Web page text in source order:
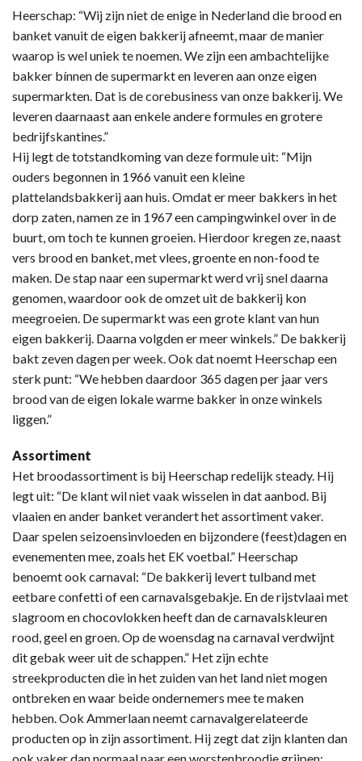
Heerschap: “Wij zijn niet de enige in Nederland die brood en
banket vanuit de eigen bakkerij afneemt, maar de manier
waarop is wel uniek te noemen. We zijn een ambachtelijke
bakker bínnen de supermarkt en leveren aan onze eigen
supermarkten. Dat is de corebusiness van onze bakkerij. We
leveren daarnaast aan enkele andere formules en grotere
bedrijfskantines.”
Hij legt de totstandkoming van deze formule uit: “Mijn
ouders begonnen in 1966 vanuit een kleine
plattelandsbakkerij aan huis. Omdat er meer bakkers in het
dorp zaten, namen ze in 1967 een campingwinkel over in de
buurt, om toch te kunnen groeien. Hierdoor kregen ze, naast
vers brood en banket, met vlees, groente en non-food te
maken. De stap naar een supermarkt werd vrij snel daarna
genomen, waardoor ook de omzet uit de bakkerij kon
meegroeien. De supermarkt was een grote klant van hun
eigen bakkerij. Daarna volgden er meer winkels.” De bakkerij
bakt zeven dagen per week. Ook dat noemt Heerschap een
sterk punt: “We hebben daardoor 365 dagen per jaar vers
brood van de eigen lokale warme bakker in onze winkels
liggen.”
Assortiment
Het broodassortiment is bij Heerschap redelijk steady. Hij
legt uit: “De klant wil niet vaak wisselen in dat aanbod. Bij
vlaaien en ander banket verandert het assortiment vaker.
Daar spelen seizoensinvloeden en bijzondere (feest)dagen en
evenementen mee, zoals het EK voetbal.” Heerschap
benoemt ook carnaval: “De bakkerij levert tulband met
eetbare confetti of een carnavalsgebakje. En de rijstvlaai met
slagroom en chocovlokken heeft dan de carnavalskleuren
rood, geel en groen. Op de woensdag na carnaval verdwijnt
dit gebak weer uit de schappen.” Het zijn echte
streekproducten die in het zuiden van het land niet mogen
ontbreken en waar beide ondernemers mee te maken
hebben. Ook Ammerlaan neemt carnavalgerelateerde
producten op in zijn assortiment. Hij zegt dat zijn klanten dan
ook vaker dan normaal naar een worstenbroodje grijpen: